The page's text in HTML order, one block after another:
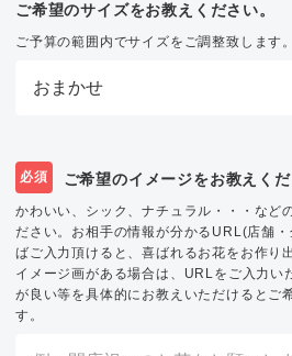
ご希望のサイズをお教えください。
ご予算の範囲内でサイズをご調整致します。
必須 ご希望のイメージをお教えくだ
かわいい、シック、ナチュラル・・・など
ださい。お相手の情報が分かるURL(店舗
ばご入力頂けると、喜ばれるお花をお作り
イメージ画がある場合は、URLをご入力い
が良い等を具体的にお教えいただけるとご
す。